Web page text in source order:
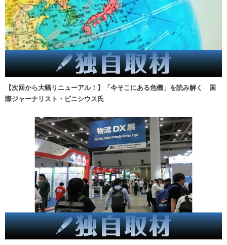
【次回から大幅リニューアル！】「今そこにある危機」を読み解く 国
際ジャーナリスト・ビニシウス氏